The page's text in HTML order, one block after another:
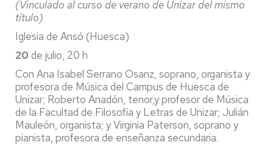
(Vinculado al curso de verano de Unizar del mismo
título)
Iglesia de Ansó (Huesca)
20 de julio, 20 h
Con Ana Isabel Serrano Osanz, soprano, organista y
profesora de Música del Campus de Huesca de
Unizar; Roberto Anadón, tenor,y profesor de Música
de la Facultad de Filosofía y Letras de Unizar; Julián
Mauleón, organista; y Virginia Paterson, soprano y
pianista, profesora de enseñanza secundaria.